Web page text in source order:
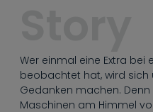
Wer einmal eine Extra bei
beobachtet hat, wird sich
Gedanken machen. Denn
Maschinen am Himmel